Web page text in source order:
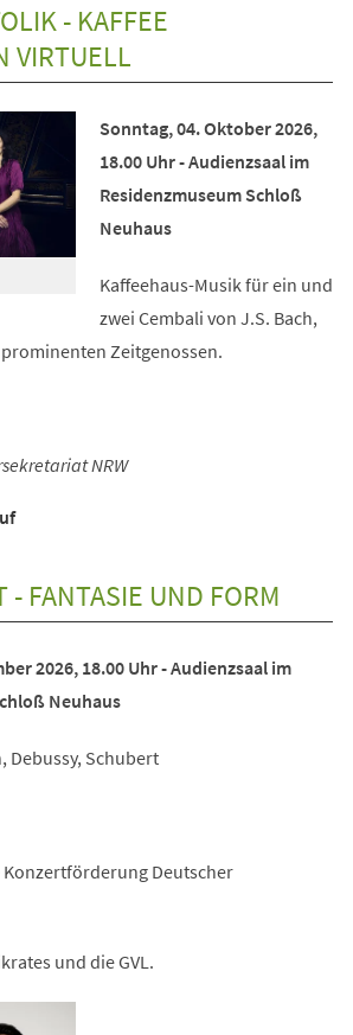
- KAFFEE
VIRTUELL
Sonntag, 04. Oktober 2026,
18.00 Uhr - Audienzsaal im
Residenzmuseum Schloß
Neuhaus
Kaffeehaus-Musik für ein und
zwei Cembali von J.S. Bach,
Zeitgenossen.
NRW
- FANTASIE UND FORM
2026, 18.00 Uhr - Audienzsaal im
Neuhaus
Debussy, Schubert
Deutscher
und die GVL.